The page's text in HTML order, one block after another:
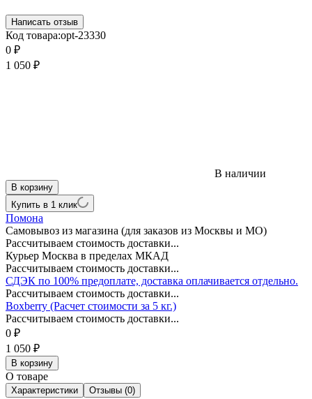
Написать отзыв
Код товара:opt-23330
0 ₽
1 050 ₽
В наличии
В корзину
Купить в 1 клик
Помона
Самовывоз из магазина (для заказов из Москвы и МО)
Рассчитываем стоимость доставки...
Курьер Москва в пределах МКАД
Рассчитываем стоимость доставки...
СДЭК по 100% предоплате, доставка оплачивается отдельно.
Рассчитываем стоимость доставки...
Boxberry (Расчет стоимости за 5 кг.)
Рассчитываем стоимость доставки...
0 ₽
1 050 ₽
В корзину
О товаре
Характеристики Отзывы (0)